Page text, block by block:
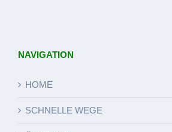
NAVIGATION
HOME
SCHNELLE WEGE